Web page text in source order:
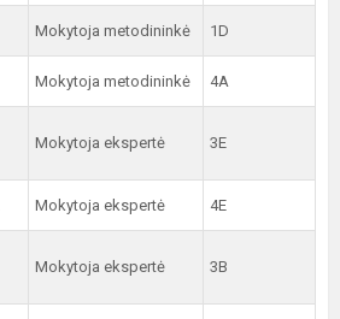
Mokytoja metodininkė 1D
Mokytoja metodininkė 4A
Mokytoja ekspertė 3E
Mokytoja ekspertė 4E
Mokytoja ekspertė 3B